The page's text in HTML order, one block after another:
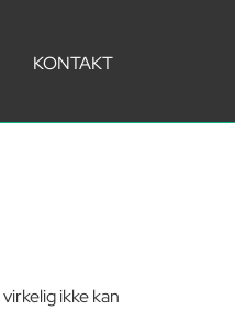
KONTAKT
ikke kan